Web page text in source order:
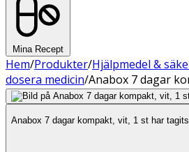
Mina Recept
Hem/Produkter/Hjälpmedel &
dosera medicin/Anabox 7 dagar
Anabox 7 dagar kompakt, vit, 1 st har